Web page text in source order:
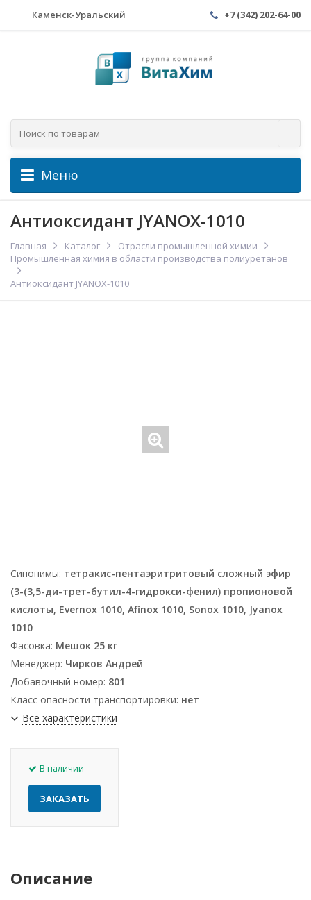
Каменск-Уральский +7 (342) 202-64-00
Меню
Антиоксидант JYANOX-1010
Главная Каталог
Отрасли промышленной химии
Промышленная химия в области производства полиуретанов
Антиоксидант JYANOX-1010
Синонимы: тетракис-пентаэритритовый сложный эфир
(3-(3,5-ди-трет-бутил-4-гидрокси-фенил) пропионовой
кислоты, Evernox 1010, Afinox 1010, Sonox 1010, Jyanox
1010
Фасовка: Мешок 25 кг
Менеджер: Чирков Андрей
Добавочный номер: 801
Класс опасности транспортировки: нет
Все характеристики
В наличии
ЗАКАЗАТЬ
Описание